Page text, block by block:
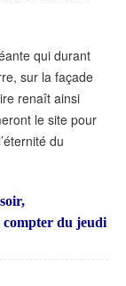
qui durant
sur la façade
renaît ainsi
le site pour
du
compter du jeudi